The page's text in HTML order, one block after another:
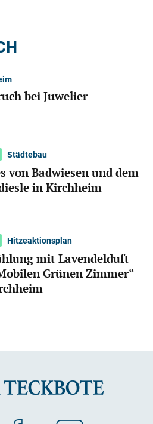
bei Juwelier
Städtebau
von Badwiesen und dem
in Kirchheim
Hitzeaktionsplan
mit Lavendelduft
Grünen Zimmer“